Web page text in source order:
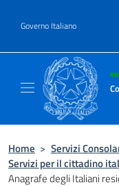
Governo Italiano
Intestazione
Home > Servizi
Servizi per il cittadino
Anagrafe degli Italiani